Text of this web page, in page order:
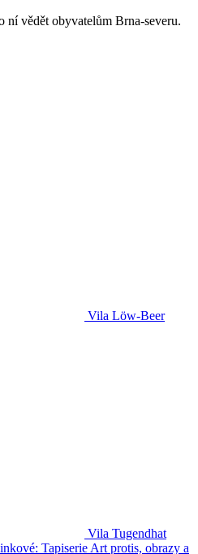
ní vědět obyvatelům Brna-severu.
Vila Löw-Beer
Vila Tugendhat